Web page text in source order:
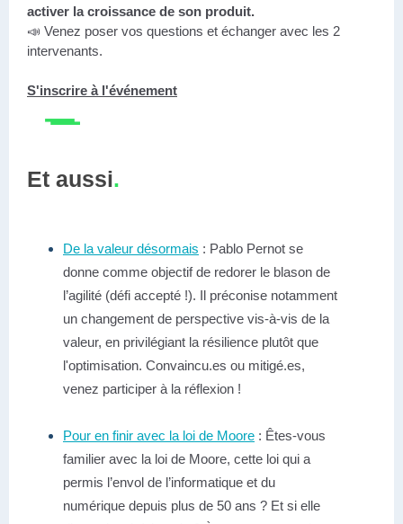
activer la croissance de son produit.
📣 Venez poser vos questions et échanger avec les 2
intervenants.
S'inscrire à l'événement
Et aussi.
De la valeur désormais : Pablo Pernot se
donne comme objectif de redorer le blason de
l’agilité (défi accepté !). Il préconise notamment
un changement de perspective vis-à-vis de la
valeur, en privilégiant la résilience plutôt que
l'optimisation. Convaincu.es ou mitigé.es,
venez participer à la réflexion !
Pour en finir avec la loi de Moore : Êtes-vous
familier avec la loi de Moore, cette loi qui a
permis l’envol de l’informatique et du
numérique depuis plus de 50 ans ? Et si elle